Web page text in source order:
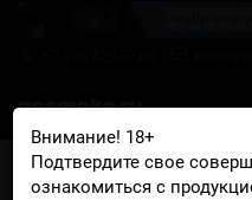
Главная Жидкости
Horny Bubblegum Salt Sour
Внимание! 18+
Подтвердите свое
ознакомиться с